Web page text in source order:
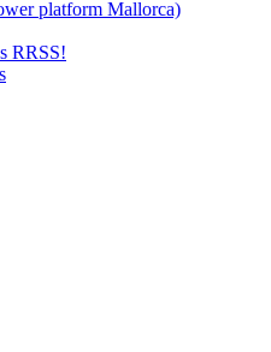
platform Mallorca)
RRSS!